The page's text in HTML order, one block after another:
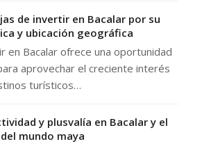
de invertir en Bacalar por su
y ubicación geográfica
en Bacalar ofrece una oportunidad
aprovechar el creciente interés
turísticos…
y plusvalía en Bacalar y el
mundo maya